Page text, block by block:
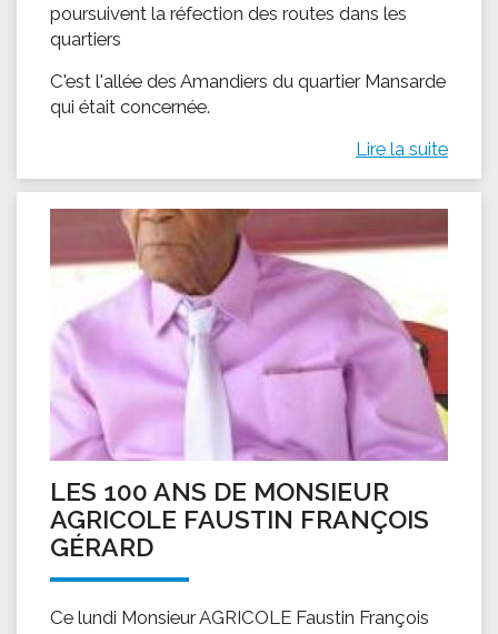
poursuivent la réfection des routes dans les
quartiers
C'est l'allée des Amandiers du quartier Mansarde
qui était concernée.
Lire la suite
LES 100 ANS DE MONSIEUR
AGRICOLE FAUSTIN FRANÇOIS
GÉRARD
Ce lundi Monsieur AGRICOLE Faustin François